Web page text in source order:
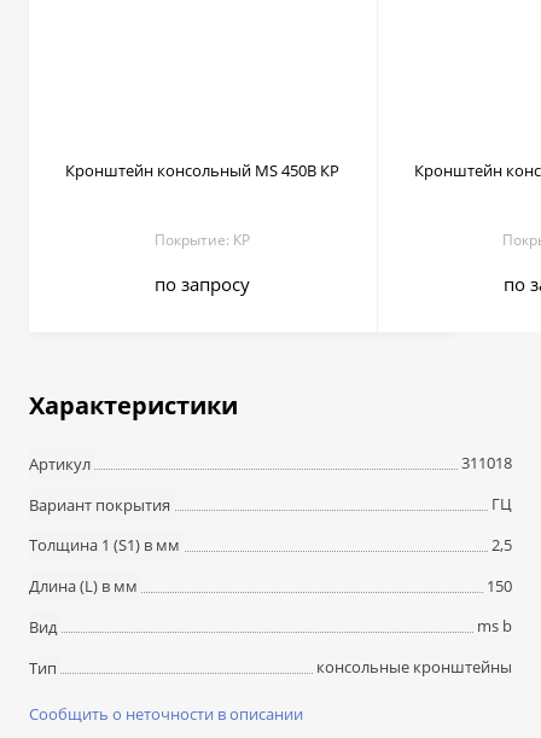
Кронштейн консольный MS 450B КР
Покрытие: КР
по запросу
Кронштейн
по
Характеристики
Артикул
311018
Вариант покрытия
ГЦ
Толщина 1 (S1) в мм
2,5
Длина (L) в мм
150
Вид
ms b
Тип
консольные кронштейны
Сообщить о неточности в описании